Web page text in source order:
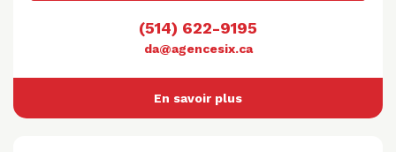
(514) 622-9195
da@agencesix.ca
En savoir plus